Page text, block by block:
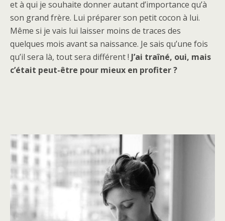
et à qui je souhaite donner autant d’importance qu’à
son grand frère. Lui préparer son petit cocon à lui.
Même si je vais lui laisser moins de traces des
quelques mois avant sa naissance. Je sais qu’une fois
qu’il sera là, tout sera différent ! J’ai traîné, oui, mais
c’était peut-être pour mieux en profiter ?